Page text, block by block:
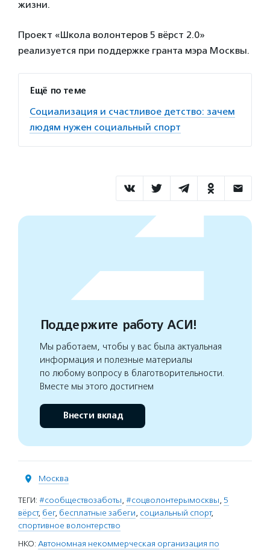
жизни.
Проект «Школа волонтеров 5 вёрст 2.0»
реализуется при поддержке гранта мэра Москвы.
Ещё по теме
Социализация и счастливое детство: зачем
людям нужен социальный спорт
Поддержите работу АСИ!
Мы работаем, чтобы у вас была актуальная
информация и полезные материалы
по любому вопросу в благотворительности.
Вместе мы этого достигнем
Внести вклад
Москва
ТЕГИ: #сообществозаботы, #соцволонтерымосквы, 5
вёрст, бег, бесплатные забеги, социальный спорт,
спортивное волонтерство
НКО: Автономная некоммерческая организация по